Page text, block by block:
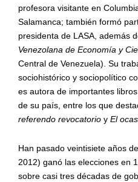
profesora visitante en
Salamanca; también formó
presidenta de LASA, además
Venezolana de Economía y
Central de Venezuela). Su
sociohistórico y sociopolítico
es autora de importantes
de su país, entre los que
referendo revocatorioy El
Han pasado veintisiete años
2012) ganó las elecciones en
sobre casi tres décadas de